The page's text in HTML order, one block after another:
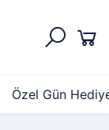
Özel Gün